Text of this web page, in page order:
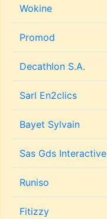
Wokine
Promod
Decathlon S.A.
Sarl En2clics
Bayet Sylvain
Sas Gds Interactive
Runiso
Fitizzy